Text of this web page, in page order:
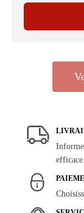
efficace.